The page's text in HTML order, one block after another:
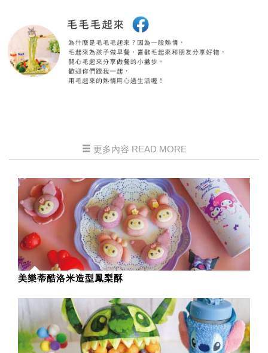
更多內容 READ MORE
美樂蒂酷洛米造型鳳梨酥